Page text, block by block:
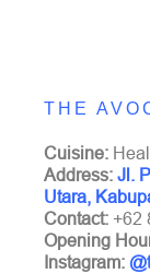
THE
Cuisine:
Address: Jl.
Utara,
Contact: +62
Opening
Instagram: